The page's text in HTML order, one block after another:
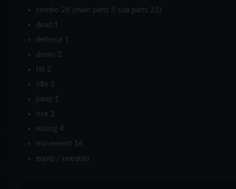
combo 26 (main parts 5 sub parts 21)
dead 1
defence 1
down 2
hit 2
idle 1
jump 1
rise 2
rolling 4
movement 16
equip / unequip